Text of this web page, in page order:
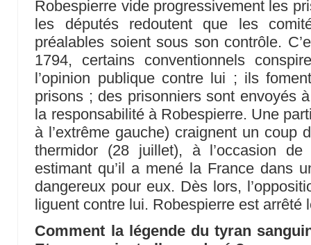
Robespierre vide progressivement les
les députés redoutent que les
préalables soient sous son contrôle.
1794, certains conventionnels
l’opinion publique contre lui ; ils
prisons ; des prisonniers sont envoyés
la responsabilité à Robespierre. Une
à l’extrême gauche) craignent un coup
thermidor (28 juillet), à l’occasion
estimant qu’il a mené la France dans
dangereux pour eux. Dès lors,
liguent contre lui. Robespierre est arrêté
Comment la légende du tyran